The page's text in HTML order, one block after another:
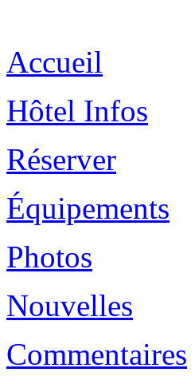
Accueil
Hôtel Infos
Réserver
Équipements
Photos
Nouvelles
Commentaires